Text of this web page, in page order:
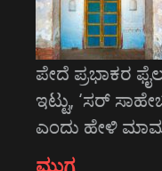
ಪೇದೆ ಪ್ರಭಾಕರ
ಇಟ್ಟು, ‘ಸರ್
ಎಂದು ಹೇಳಿ
ಮುಗ್ಧ